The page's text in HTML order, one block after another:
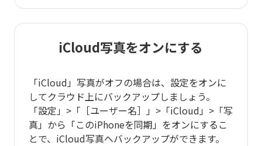
iCloud写真をオンにする
「iCloud」写真がオフの場合は、設定をオンに
してクラウド上にバックアップしましょう。
「設定」>「［ユーザー名］」>「iCloud」>「写
真」から「このiPhoneを同期」をオンにするこ
とで、iCloud写真へバックアップができます。